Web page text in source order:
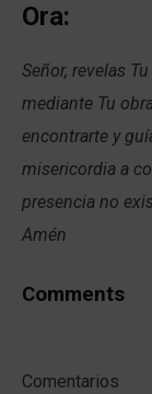
Ora:
Señor, revelas
mediante Tu
encontrarte y
misericordia a
presencia no
Amén
Comments
Comentarios